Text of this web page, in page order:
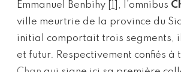
Emmanuel Benbihy
, l’omnibus
ville meurtrie de la province du
initial comportait trois segments,
et futur. Respectivement confiés